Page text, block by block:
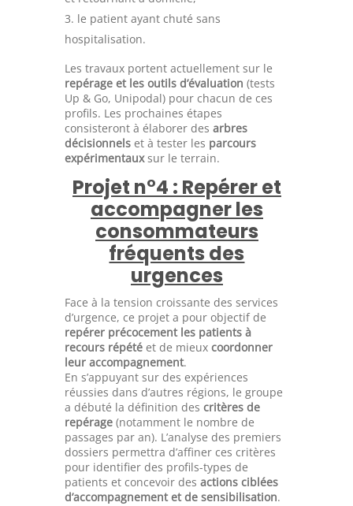
le patient ayant chuté sans
hospitalisation.
Les travaux portent actuellement sur le
repérage et les outils d’évaluation (tests
Up & Go, Unipodal) pour chacun de ces
profils. Les prochaines étapes
consisteront à élaborer des arbres
décisionnelset à tester les parcours
expérimentauxsur le terrain.
Projet n°4 : Repérer et
accompagner les
consommateurs
fréquents des
urgences
Face à la tension croissante des services
d’urgence, ce projet a pour objectif de
repérer précocement les patients à
recours répétéet de mieux coordonner
leur accompagnement.
En s’appuyant sur des expériences
réussies dans d’autres régions, le groupe
a débuté la définition des critères de
repérage(notamment le nombre de
passages par an). L’analyse des premiers
dossiers permettra d’affiner ces critères
pour identifier des profils-types de
patients et concevoir des actions ciblées
d’accompagnement et de sensibilisation.